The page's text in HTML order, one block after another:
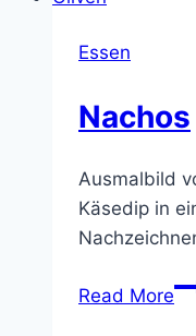
Essen
Nachos
Ausmalbild
Käsedip in
Read More